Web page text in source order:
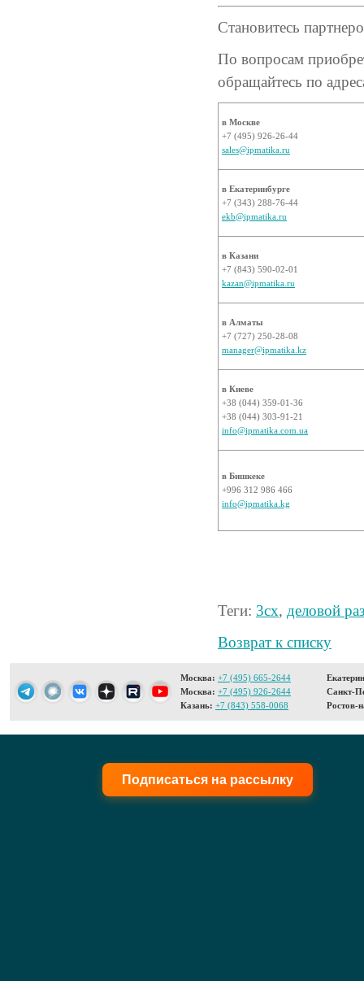
Становитесь
По вопросам
обращайтесь по
в Москве
+7 (495) 926-26-44
sales@ipmatika.ru
в Екатеринбурге
+7 (343) 288-76-44
ekb@ipmatika.ru
в Казани
+7 (843) 590-02-01
kazan@ipmatika.ru
в Алматы
+7 (727) 250-28-08
manager@ipmatika.kz
в Киеве
+38 (044) 359-01-36
+38 (044) 303-91-21
info@ipmatika.com.ua
в Бишкеке
+996 312 986 466
info@ipmatika.kg
Теги: 3cx, деловой
Возврат к списку
Москва: +7 (495) 665-2644
Москва: +7 (495) 926-2644
Казань: +7 (843) 558-0068
Санкт-
Ростов-
Подписаться на рассылку